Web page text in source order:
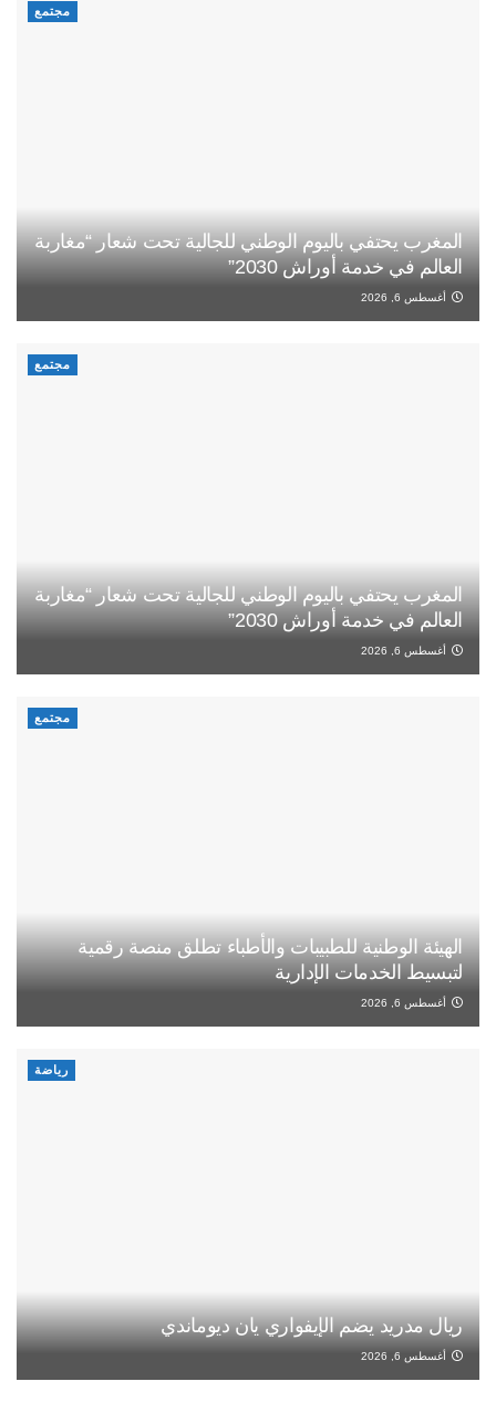
مجتمع
المغرب يحتفي باليوم الوطني للجالية تحت شعار “مغاربة
العالم في خدمة أوراش 2030”
أغسطس 6, 2026
مجتمع
المغرب يحتفي باليوم الوطني للجالية تحت شعار “مغاربة
العالم في خدمة أوراش 2030”
أغسطس 6, 2026
مجتمع
الهيئة الوطنية للطبيبات والأطباء تطلق منصة رقمية
لتبسيط الخدمات الإدارية
أغسطس 6, 2026
رياضة
ريال مدريد يضم الإيفواري يان ديوماندي
أغسطس 6, 2026